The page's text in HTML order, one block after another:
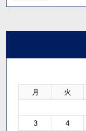
月 火
3
4